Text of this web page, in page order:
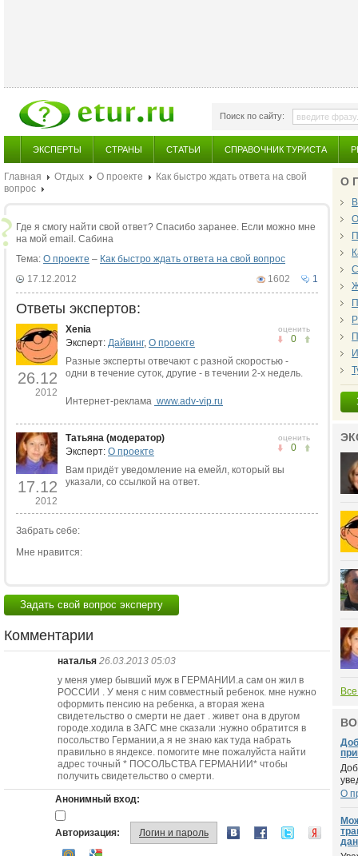
Поиск по сайту:
ЭКСПЕРТЫ СТРАНЫ СТАТЬИ СПРАВОЧНИК ТУРИСТА
Главная Отдых О проекте
Как быстро ждать ответа на свой
вопрос
Где я смогу найти свой ответ? Спасибо заранее. Если можно мне
на мой email. Сабина
Тема: О проекте – Как быстро ждать ответа на свой вопрос
1
1602
17.12.2012
Ответы экспертов:
26.12
2012
оценить
0
Xenia
Эксперт: Дайвинг, О проекте
Разные эксперты отвечают с разной скоростью -
одни в течение суток, другие - в течении 2-х недель.
Интернет-реклама www.adv-vip.ru
17.12
2012
оценить
0
Татьяна (модератор)
Эксперт: О проекте
Вам придёт уведомление на емейл, который вы
указали, со ссылкой на ответ.
Забрать себе:
Мне нравится:
Задать свой вопрос эксперту
Комментарии
наталья 26.03.2013 05:03
у меня умер бывший муж в ГЕРМАНИИ.а сам он жил в
РОССИИ . У меня с ним совместный ребенок. мне нужно
оформить пенсию на ребенка, а вторая жена
свидетельство о смерти не дает . живет она в другом
городе.ходила в ЗАГС мне сказали :нужно обратится в
посольство Германии,а я не знаю как туда набрать
правильно в яндексе. помогите мне пожалуйста найти
адрес точный * ПОСОЛЬСТВА ГЕРМАНИИ* чтобы
получить свидетельство о смерти.
Анонимный вход:
Авторизация: Логин и пароль
О
О